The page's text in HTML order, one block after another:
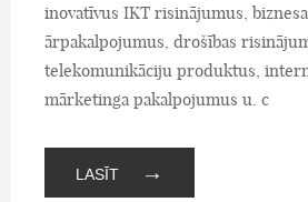
inovatīvus IKT risinājumus,
ārpakalpojumus, drošības
telekomunikāciju produktus,
mārketinga pakalpojumus u. c
LASĪT →